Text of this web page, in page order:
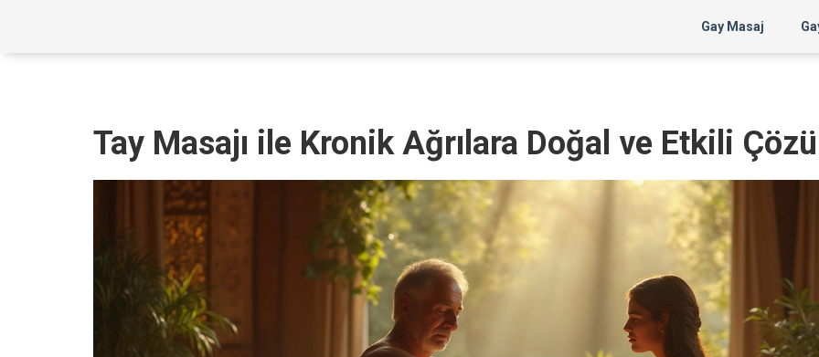
Gay Masaj
Tay Masajı ile Kronik Ağrılara Doğal ve Etkili